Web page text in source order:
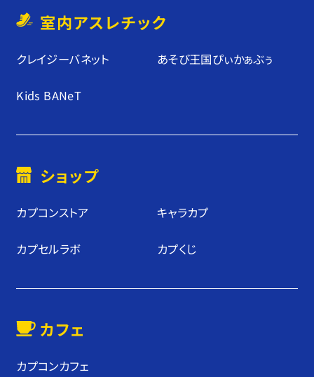
室内アスレチック
クレイジーバネット あそび王国ぴぃかぁぶぅ
Kids BANeT
ショップ
カプコンストア キャラカプ
カプセルラボ カプくじ
カフェ
カプコンカフェ